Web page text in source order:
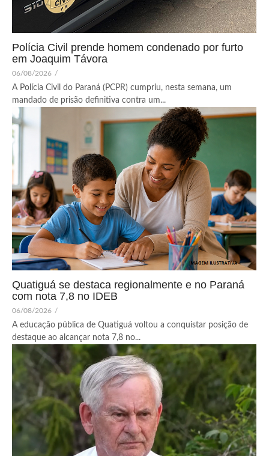
Polícia Civil prende homem condenado por furto
em Joaquim Távora
06/08/2026 /
A Polícia Civil do Paraná (PCPR) cumpriu, nesta semana, um
mandado de prisão definitiva contra um...
Quatiguá se destaca regionalmente e no Paraná
com nota 7,8 no IDEB
06/08/2026 /
A educação pública de Quatiguá voltou a conquistar posição de
destaque ao alcançar nota 7,8 no...